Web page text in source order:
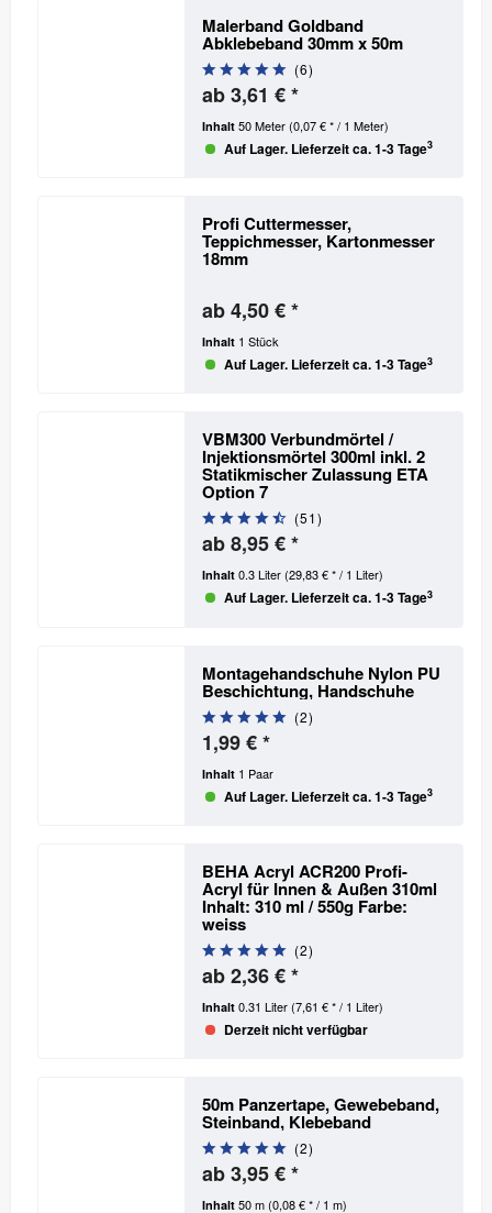
Malerband Goldband
Abklebeband 30mm x 50m
(6)
ab 3,61 € *
Inhalt 50 Meter(0,07 € * / 1 Meter)
Auf Lager. Lieferzeit ca. 1-3 Tage3
Profi Cuttermesser,
Teppichmesser, Kartonmesser
18mm
ab 4,50 € *
Inhalt 1 Stück
Auf Lager. Lieferzeit ca. 1-3 Tage3
VBM300 Verbundmörtel /
Injektionsmörtel 300ml inkl. 2
StatikmischerZulassung ETA
Option 7
(51)
ab 8,95 € *
Inhalt 0.3 Liter(29,83 € * / 1 Liter)
Auf Lager. Lieferzeit ca. 1-3 Tage3
Montagehandschuhe Nylon PU
Beschichtung, Handschuhe
(2)
1,99 € *
Inhalt 1 Paar
Auf Lager. Lieferzeit ca. 1-3 Tage3
BEHA Acryl ACR200 Profi-
Acryl für Innen & Außen 310ml
Inhalt: 310 ml / 550g Farbe:
weiss
(2)
ab 2,36 € *
Inhalt 0.31 Liter(7,61 € * / 1 Liter)
Derzeit nicht verfügbar
50m Panzertape, Gewebeband,
Steinband, Klebeband
(2)
ab 3,95 € *
Inhalt 50 m(0,08 € * / 1 m)